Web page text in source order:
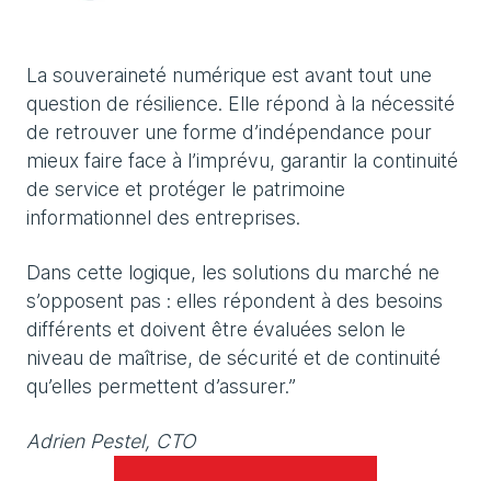
La souveraineté numérique est avant tout une
question de résilience. Elle répond à la nécessité
de retrouver une forme d’indépendance pour
mieux faire face à l’imprévu, garantir la continuité
de service et protéger le patrimoine
informationnel des entreprises.
Dans cette logique, les solutions du marché ne
s’opposent pas : elles répondent à des besoins
différents et doivent être évaluées selon le
niveau de maîtrise, de sécurité et de continuité
qu’elles permettent d’assurer.”
Adrien Pestel, CTO